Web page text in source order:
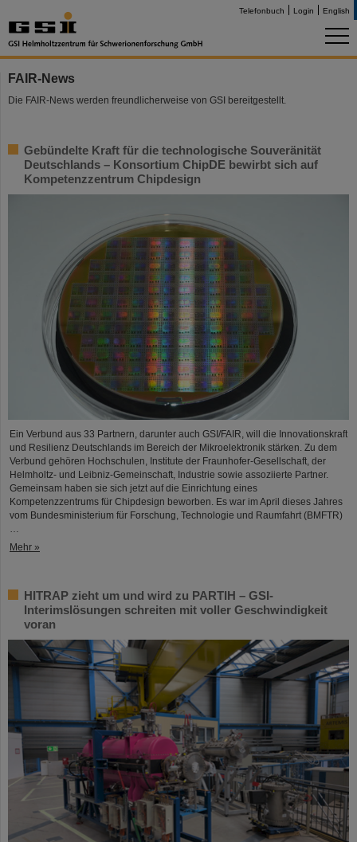
Telefonbuch Login English
FAIR-News
Die FAIR-News werden freundlicherweise von GSI bereitgestellt.
Gebündelte Kraft für die technologische Souveränität
Deutschlands – Konsortium ChipDE bewirbt sich auf
Kompetenzzentrum Chipdesign
Ein Verbund aus 33 Partnern, darunter auch GSI/FAIR, will die Innovationskraft
und Resilienz Deutschlands im Bereich der Mikroelektronik stärken. Zu dem
Verbund gehören Hochschulen, Institute der Fraunhofer-Gesellschaft, der
Helmholtz- und Leibniz-Gemeinschaft, Industrie sowie assoziierte Partner.
Gemeinsam haben sie sich jetzt auf die Einrichtung eines
Kompetenzzentrums für Chipdesign beworben. Es war im April dieses Jahres
vom Bundesministerium für Forschung, Technologie und Raumfahrt (BMFTR)
…
Mehr »
HITRAP zieht um und wird zu PARTIH – GSI-
Interimslösungen schreiten mit voller Geschwindigkeit
voran